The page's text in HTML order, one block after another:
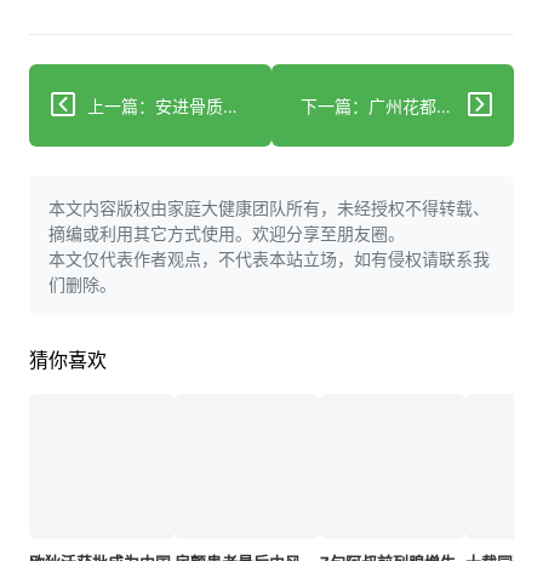
上一篇：安进骨质疏松症药物普罗力在中国获批 创新治疗方案将造福骨折高风险的绝经后妇女 下一篇：广州花都2名男童车内休克死亡 高温天气警惕儿童易发生这些意外
本文内容版权由家庭大健康团队所有，未经授权不得转载、
摘编或利用其它方式使用。欢迎分享至朋友圈。
本文仅代表作者观点，不代表本站立场，如有侵权请联系我
们删除。
猜你喜欢